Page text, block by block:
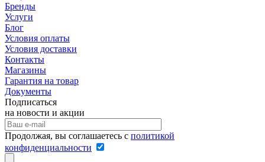
Бренды
Услуги
Блог
Условия оплаты
Условия доставки
Контакты
Магазины
Гарантия на товар
Документы
Подписаться
на новости и акции
Продолжая, вы соглашаетесь с политикой
конфиденциальности